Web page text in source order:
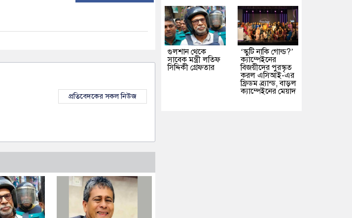
প্রতিবেদকের সকল নিউজ
গুলশান থেকে
সাবেক মন্ত্রী লতিফ
সিদ্দিকী গ্রেফতার
‘স্কুটি নাকি গোল্ড?’
ক্যাম্পেইনের
বিজয়ীদের পুরস্কৃত
করল এসিআই-এর
ফ্রিডম ব্র্যান্ড, বাড়ল
ক্যাম্পেইনের মেয়াদ